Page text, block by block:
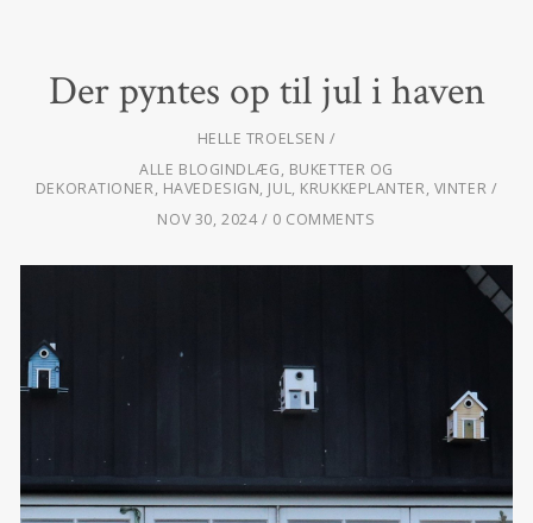
Der pyntes op til jul i haven
HELLE TROELSEN
ALLE BLOGINDLÆG, BUKETTER OG
DEKORATIONER, HAVEDESIGN, JUL, KRUKKEPLANTER, VINTER
NOV 30, 2024
0 COMMENTS